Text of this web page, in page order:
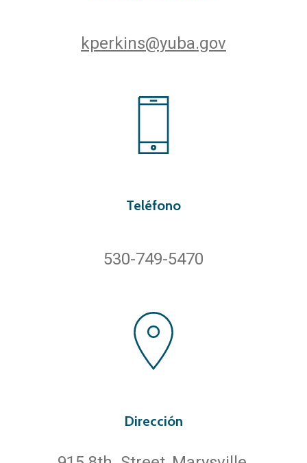
kperkins@yuba.gov
Teléfono
530-749-5470
Dirección